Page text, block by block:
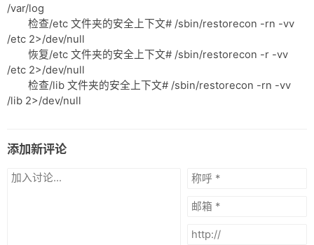
/var/log
检查/etc 文件夹的安全上下文# /sbin/restorecon -rn -vv
/etc 2>/dev/null
恢复/etc 文件夹的安全上下文# /sbin/restorecon -r -vv
/etc 2>/dev/null
检查/lib 文件夹的安全上下文# /sbin/restorecon -rn -vv
/lib 2>/dev/null
添加新评论